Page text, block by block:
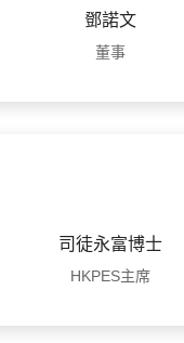
鄧諾文
董事
司徒永富博士
HKPES主席